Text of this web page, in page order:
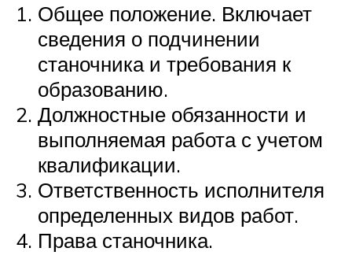
Общее положение. Включает
сведения о подчинении
станочника и требования к
образованию.
Должностные обязанности и
выполняемая работа с учетом
квалификации.
Ответственность исполнителя
определенных видов работ.
Права станочника.